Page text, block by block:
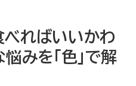
べればいいかわ
みを「色」で解